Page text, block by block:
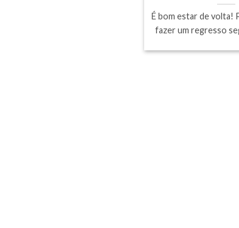
É bom estar de volta!
fazer um regresso